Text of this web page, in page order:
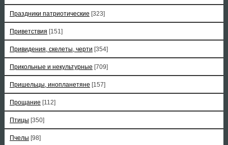
Праздники патриотические [323]
Приветствия [151]
Привидения, скелеты, черти [354]
Прикольные и некультурные [709]
Пришельцы, инопланетяне [157]
Прощание [112]
Птицы [350]
Пчелы [98]